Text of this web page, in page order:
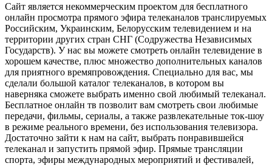
Сайт является некоммерческим проектом для бесплатного
онлайн просмотра прямого эфира телеканалов транслируемых
Российским, Украинским, Белорусским телевидением и на
территории других стран СНГ (Содружества Независимых
Государств). У нас вы можете смотреть онлайн телевидение в
хорошем качестве, плюс множество дополнительных каналов
для приятного времяпровождения. Специально для вас, мы
сделали большой каталог телеканалов, в котором вы
наверняка сможете выбрать именно свой любимый телеканал.
Бесплатное онлайн тв позволит вам смотреть свои любимые
передачи, фильмы, сериалы, а также развлекательные ток-шоу
в режиме реального времени, без использования телевизора.
Достаточно зайти к нам на сайт, выбрать понравившейся
телеканал и запустить прямой эфир. Прямые трансляции
спорта, эфиры международных мероприятий и фестивалей,